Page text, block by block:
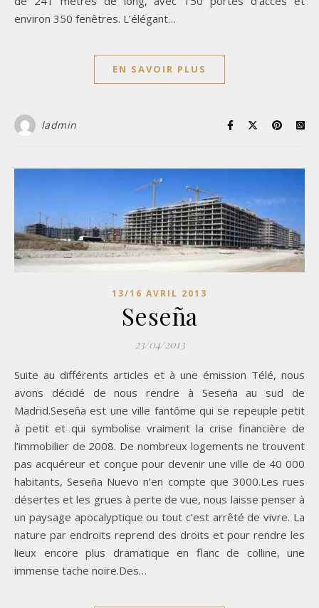
environ 350 fenêtres. L’élégant…
EN SAVOIR PLUS
ladmin
13/16 AVRIL 2013
Seseña
23/04/2013
Suite au différents articles et à une émission Télé, nous
avons décidé de nous rendre à Seseña au sud de
Madrid.Seseña est une ville fantôme qui se repeuple petit
à petit et qui symbolise vraiment la crise financière de
l’immobilier de 2008. De nombreux logements ne trouvent
pas acquéreur et conçue pour devenir une ville de 40 000
habitants, Seseña Nuevo n’en compte que 3000.Les rues
désertes et les grues à perte de vue, nous laisse penser à
un paysage apocalyptique ou tout c’est arrêté de vivre. La
nature par endroits reprend des droits et pour rendre les
lieux encore plus dramatique en flanc de colline, une
immense tache noire.Des…